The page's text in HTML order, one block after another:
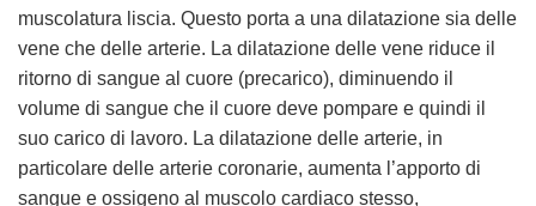
muscolatura liscia. Questo porta a una dilatazione sia delle
vene che delle arterie. La dilatazione delle vene riduce il
ritorno di sangue al cuore (precarico), diminuendo il
volume di sangue che il cuore deve pompare e quindi il
suo carico di lavoro. La dilatazione delle arterie, in
particolare delle arterie coronarie, aumenta l’apporto di
sangue e ossigeno al muscolo cardiaco stesso,